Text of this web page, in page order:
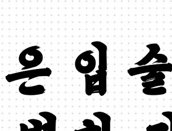
입